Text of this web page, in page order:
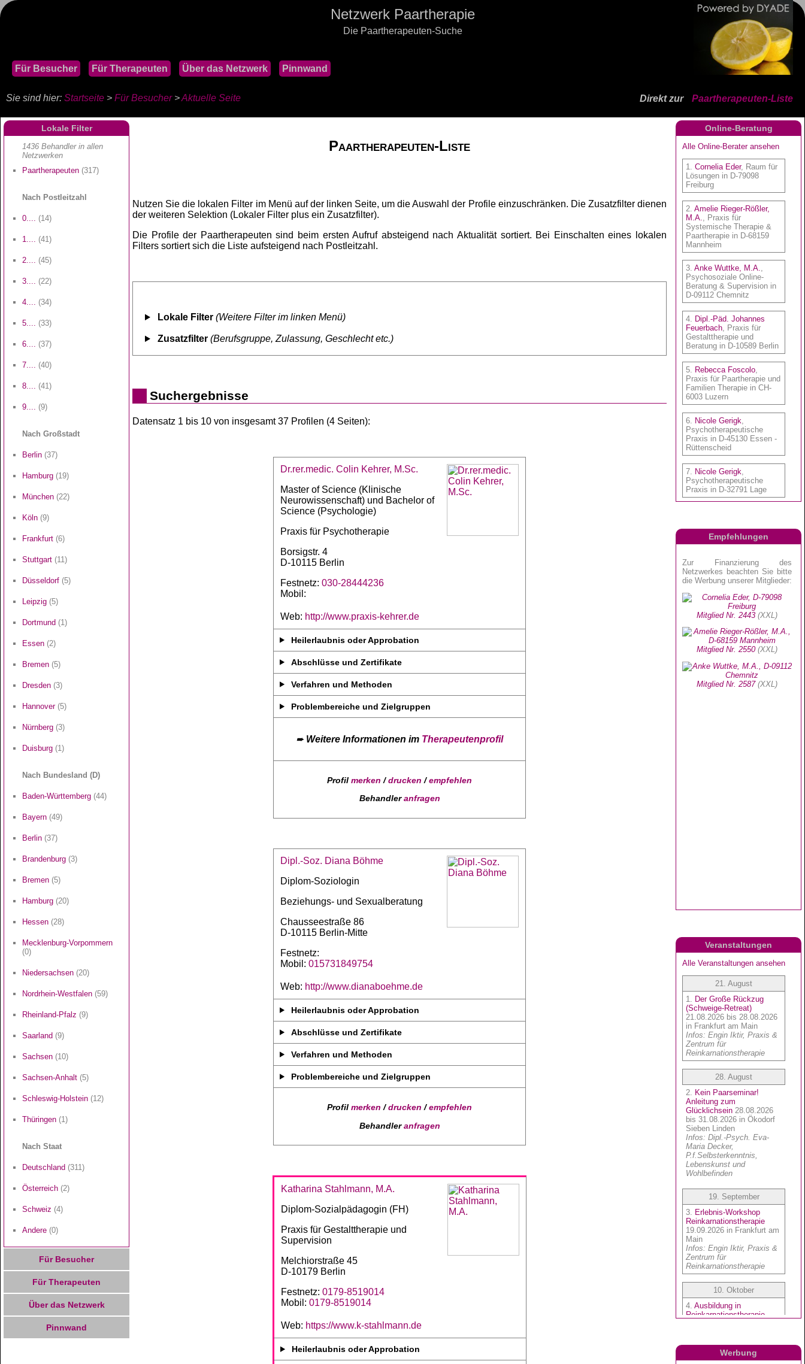
Netzwerk Paartherapie
Die Paartherapeuten-Suche
Für Besucher Für Therapeuten Über das Netzwerk Pinnwand
Direkt zur Paartherapeuten-Liste
Sie sind hier: Startseite > Für Besucher>Aktuelle Seite
Lokale Filter
1436 Behandler in allen
Netzwerken
Paartherapeuten (317)
Nach Postleitzahl
0.... (14)
1.... (41)
2.... (45)
3.... (22)
4.... (34)
5.... (33)
6.... (37)
7.... (40)
8.... (41)
9.... (9)
Nach Großstadt
Berlin (37)
Hamburg (19)
München (22)
Köln (9)
Frankfurt (6)
Stuttgart (11)
Düsseldorf (5)
Leipzig (5)
Dortmund (1)
Essen (2)
Bremen (5)
Dresden (3)
Hannover(5)
Nürnberg (3)
Duisburg (1)
Nach Bundesland (D)
Baden-Württemberg (44)
Bayern (49)
Berlin (37)
Brandenburg (3)
Bremen (5)
Hamburg (20)
Hessen (28)
Mecklenburg-Vorpommern
(0)
Niedersachsen (20)
Nordrhein-Westfalen (59)
Rheinland-Pfalz (9)
Saarland (9)
Sachsen (10)
Sachsen-Anhalt (5)
Schleswig-Holstein (12)
Thüringen (1)
Nach Staat
Deutschland (311)
Österreich (2)
Schweiz (4)
Andere (0)
Für Besucher
Für Therapeuten
Über das Netzwerk
Pinnwand
Paartherapeuten-Liste
Nutzen Sie die lokalen Filter im Menü auf der linken Seite, um die Auswahl der Profile einzuschränken. Die Zusatzfilter dienen
der weiteren Selektion (Lokaler Filter plus ein Zusatzfilter).
Die Profile der Paartherapeuten sind beim ersten Aufruf absteigend nach Aktualität sortiert. Bei Einschalten eines lokalen
Filters sortiert sich die Liste aufsteigend nach Postleitzahl.
Lokale Filter (Weitere Filter im linken Menü)
Zusatzfilter (Berufsgruppe, Zulassung, Geschlecht etc.)
Suchergebnisse
Datensatz 1 bis 10 von insgesamt 37 Profilen (4 Seiten):
Dr.rer.medic. Colin Kehrer, M.Sc.
Master of Science (Klinische
Neurowissenschaft) und Bachelor of
Science (Psychologie)
Praxis für Psychotherapie
Borsigstr. 4
D-10115 Berlin
Festnetz: 030-28444236
Mobil:
Web: http://www.praxis-kehrer.de
Heilerlaubnis oder Approbation
Abschlüsse und Zertifikate
Verfahren und Methoden
Problembereiche und Zielgruppen
➨ Weitere Informationen im Therapeutenprofil
Profil merken /drucken /empfehlen
Behandleranfragen
Dipl.-Soz. Diana Böhme
Diplom-Soziologin
Beziehungs- und Sexualberatung
Chausseestraße 86
D-10115 Berlin-Mitte
Festnetz:
Mobil: 015731849754
Web: http://www.dianaboehme.de
Heilerlaubnis oder Approbation
Abschlüsse und Zertifikate
Verfahren und Methoden
Problembereiche und Zielgruppen
Profil merken /drucken /empfehlen
Behandleranfragen
Katharina Stahlmann, M.A.
Diplom-Sozialpädagogin (FH)
Praxis für Gestalttherapie und
Supervision
Melchiorstraße 45
D-10179 Berlin
Festnetz: 0179-8519014
Mobil: 0179-8519014
Web: https://www.k-stahlmann.de
Heilerlaubnis oder Approbation
Online-Beratung
Empfehlungen
Veranstaltungen
Werbung